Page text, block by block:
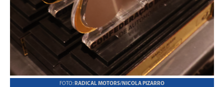
FOTO: RADICAL MOTORS/NICOLA PIZARRO